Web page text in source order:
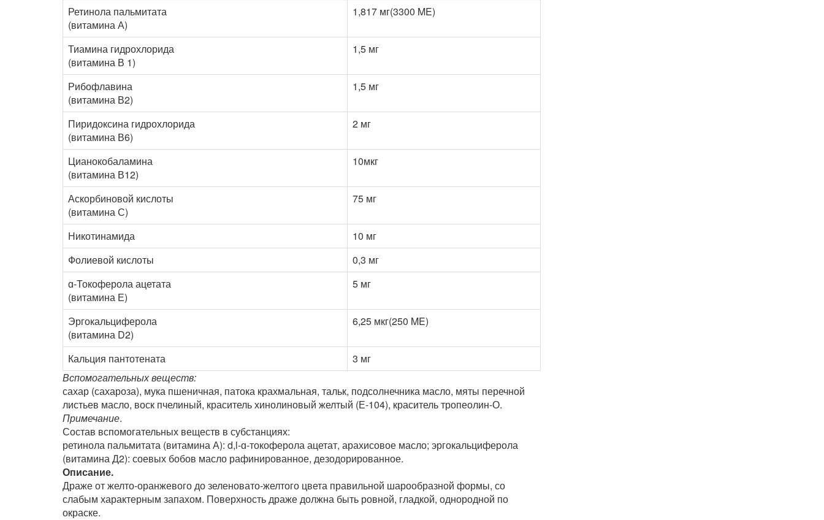
Ретинола пальмитата
(витамина А)
1,817 мг(3300 ME)
Тиамина гидрохлорида
(витамина В 1)
1,5 мг
Рибофлавина
(витамина В2)
1,5 мг
Пиридоксина гидрохлорида
(витамина В6)
2 мг
Цианокобаламина
(витамина В12)
10мкг
Аскорбиновой кислоты
(витамина С)
75 мг
Никотинамида
10 мг
Фолиевой кислоты
0,3 мг
ɑ-Токоферола ацетата
(витамина Е)
5 мг
Эргокальциферола
(витамина D2)
6,25 мкг(250 ME)
Кальция пантотената
3 мг
Вспомогательных веществ:
сахар (сахароза), мука пшеничная, патока крахмальная, тальк, подсолнечника масло, мяты перечной
листьев масло, воск пчелиный, краситель хинолиновый желтый (Е-104), краситель тропеолин-О.
Примечание.
Состав вспомогательных веществ в субстанциях:
ретинола пальмитата (витамина А): d,l-ɑ-токоферола ацетат, арахисовое масло; эргокальциферола
(витамина Д2): соевых бобов масло рафинированное, дезодорированное.
Описание.
Драже от желто-оранжевого до зеленовато-желтого цвета правильной шарообразной формы, со
слабым характерным запахом. Поверхность драже должна быть ровной, гладкой, однородной по
окраске.